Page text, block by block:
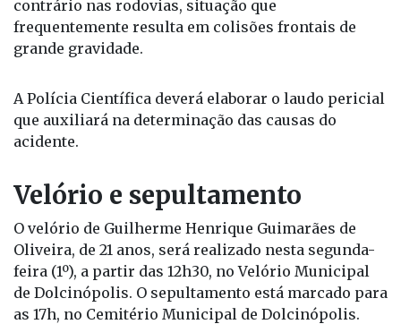
contrário nas rodovias, situação que
frequentemente resulta em colisões frontais de
grande gravidade.
A Polícia Científica deverá elaborar o laudo pericial
que auxiliará na determinação das causas do
acidente.
Velório e sepultamento
O velório de Guilherme Henrique Guimarães de
Oliveira, de 21 anos, será realizado nesta segunda-
feira (1º), a partir das 12h30, no Velório Municipal
de Dolcinópolis. O sepultamento está marcado para
as 17h, no Cemitério Municipal de Dolcinópolis.